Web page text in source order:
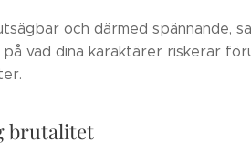
och därmed spännande,
vad dina karaktärer riskerar
brutalitet